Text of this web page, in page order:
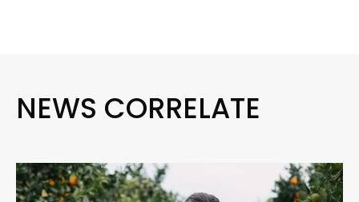
NEWS CORRELATE